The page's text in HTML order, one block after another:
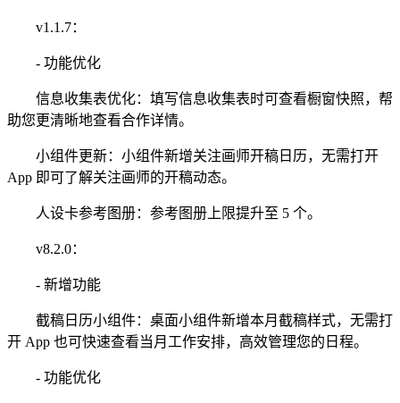
v1.1.7：
- 功能优化
信息收集表优化：填写信息收集表时可查看橱窗快照，帮
助您更清晰地查看合作详情。
小组件更新：小组件新增关注画师开稿日历，无需打开
App 即可了解关注画师的开稿动态。
人设卡参考图册：参考图册上限提升至 5 个。
v8.2.0：
- 新增功能
截稿日历小组件：桌面小组件新增本月截稿样式，无需打
开 App 也可快速查看当月工作安排，高效管理您的日程。
- 功能优化